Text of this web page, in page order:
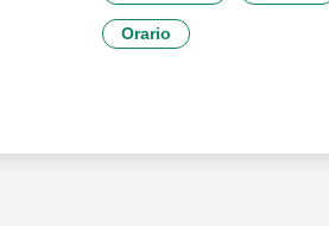
Orario